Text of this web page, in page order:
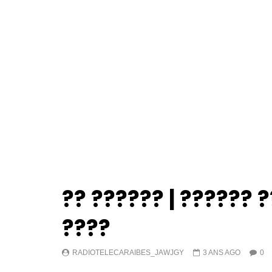
?? ?????? | ??????
????
RADIOTELECARAIBES_JAWJGY 3 ANS AGO 0